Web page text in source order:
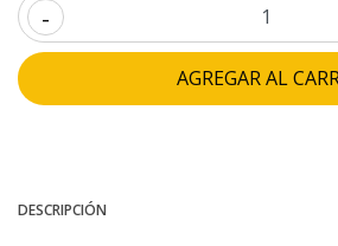
-
DESCRIPCIÓN